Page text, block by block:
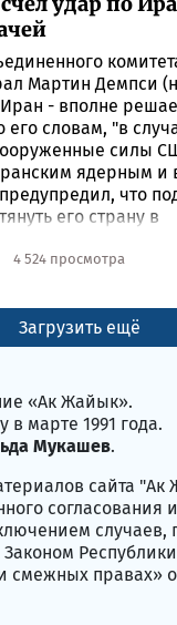
Мартин Демпси
- вполне
его словам, "в
силы
ядерным и
что
его страну в
и всего мира".
4 524 просмотра
Загрузить ещё
«Ак Жайык».
в марте 1991 года.
Мукашев.
сайта
согласования
случаев,
смежных правах»